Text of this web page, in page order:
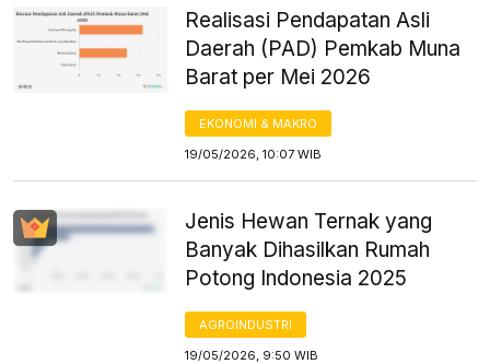
Realisasi Pendapatan Asli
Daerah (PAD) Pemkab Muna
Barat per Mei 2026
EKONOMI & MAKRO
19/05/2026, 10:07 WIB
Jenis Hewan Ternak yang
Banyak Dihasilkan Rumah
Potong Indonesia 2025
AGROINDUSTRI
19/05/2026, 9:50 WIB